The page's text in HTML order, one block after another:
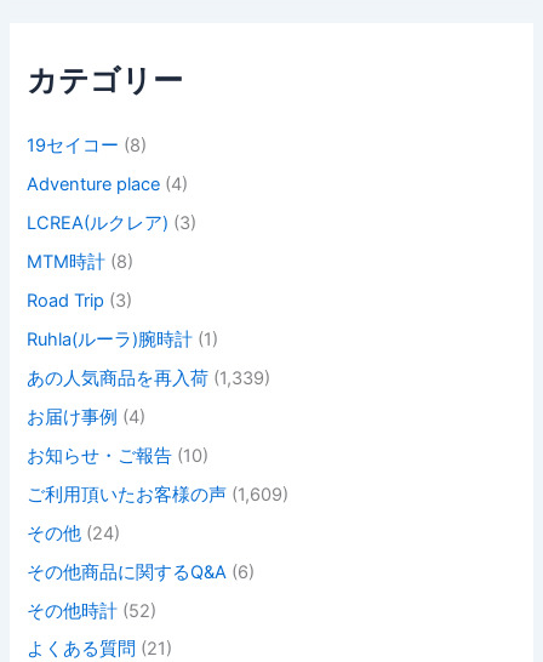
カテゴリー
19セイコー (8)
Adventure place (4)
LCREA(ルクレア) (3)
MTM時計 (8)
Road Trip (3)
Ruhla(ルーラ)腕時計 (1)
あの人気商品を再入荷 (1,339)
お届け事例 (4)
お知らせ・ご報告 (10)
ご利用頂いたお客様の声 (1,609)
その他 (24)
その他商品に関するQ&A (6)
その他時計 (52)
よくある質問 (21)